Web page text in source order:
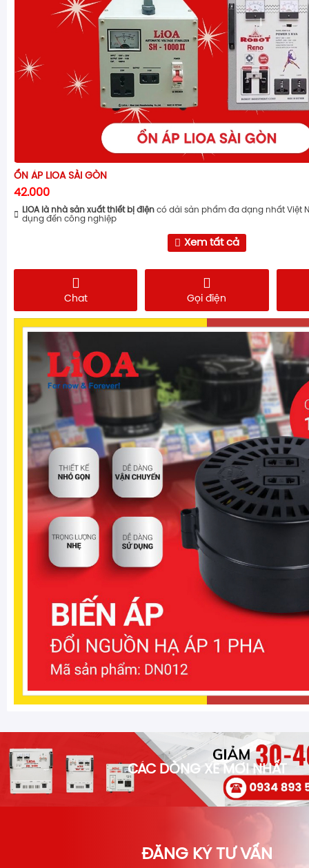
ỔN ÁP LIOA SÀI GÒN
42.000
LiOA là nhà sản xuất thiết bị điện có dải sản phẩm đa dạng nhất Việt
dụng đến công nghiệp
Xem tất cả
Chat Gọi điện
CÁC DÒNG XE MỚI NHẤT
ĐĂNG KÝ TƯ VẤN